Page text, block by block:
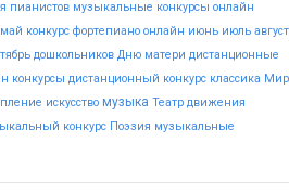
пианистов музыкальные конкурсы онлайн
май конкурс фортепиано онлайн июнь июль август
дошкольников Дню матери дистанционные
конкурсы дистанционный конкурс классика Мир
искусство музыка Театр движения
конкурс Поэзия музыкальные